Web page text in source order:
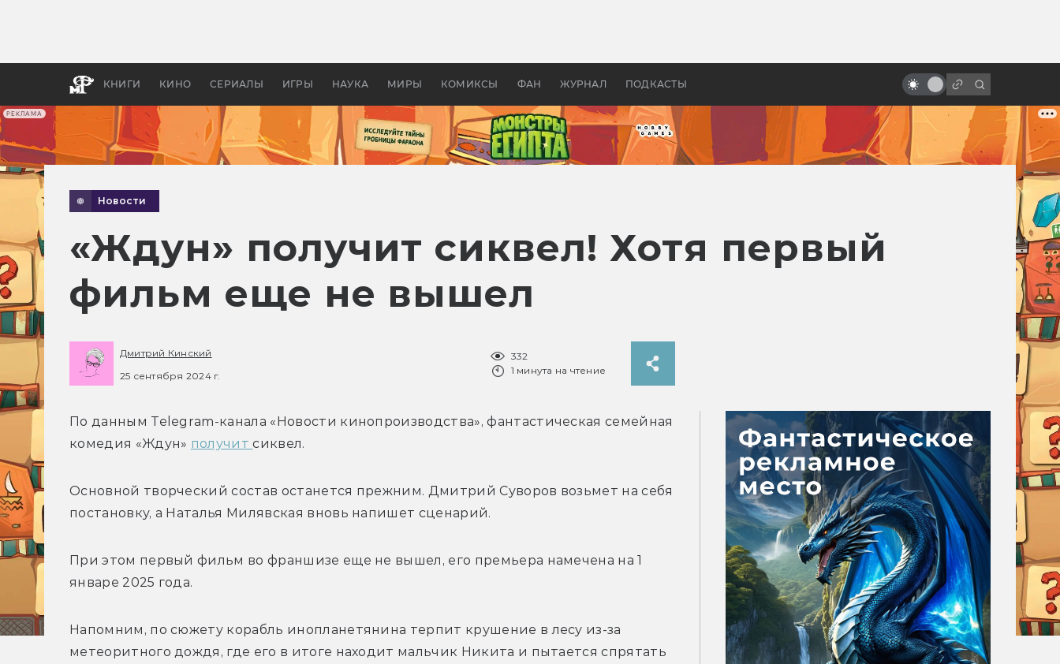
РЕКЛАМА
КНИГИ КИНО СЕРИАЛЫ ИГРЫ НАУКА МИРЫ КОМИКСЫ ФАН ЖУРНАЛ ПОДКАСТЫ
апокалипсис, в России —
бы «Властелина колец»
которые помогут понять жанр
Новости
«Ждун» получит сиквел! Хотя первый
фильм еще не вышел
Дмитрий Кинский
25 сентября 2024 г.
332
1 минута на чтение
По данным Telegram-канала «Новости кинопроизводства», фантастическая семейная
комедия «Ждун» получит сиквел.
Основной творческий состав останется прежним. Дмитрий Суворов возьмет на себя
постановку, а Наталья Милявская вновь напишет сценарий.
При этом первый фильм во франшизе еще не вышел, его премьера намечена на 1
январе 2025 года.
Напомним, по сюжету корабль инопланетянина терпит крушение в лесу из-за
метеоритного дождя, где его в итоге находит мальчик Никита и пытается спрятать